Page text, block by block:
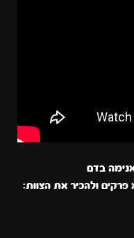
בדם
ולהכיר את הצוות: